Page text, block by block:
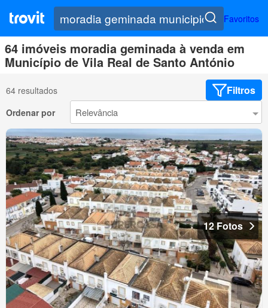
Favoritos
64 imóveis moradia geminada à venda em
Município de Vila Real de Santo António
64 resultados Filtros
Ordenar por
12 Fotos